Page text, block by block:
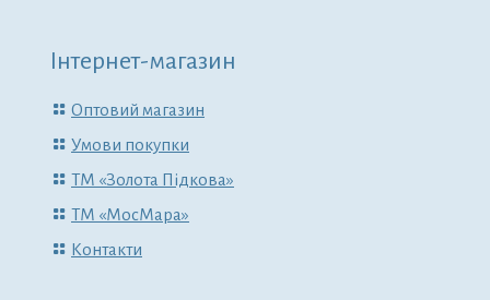
Інтернет-магазин
Оптовий магазин
Умови покупки
ТМ «Золота Підкова»
ТМ «МосМара»
Контакти